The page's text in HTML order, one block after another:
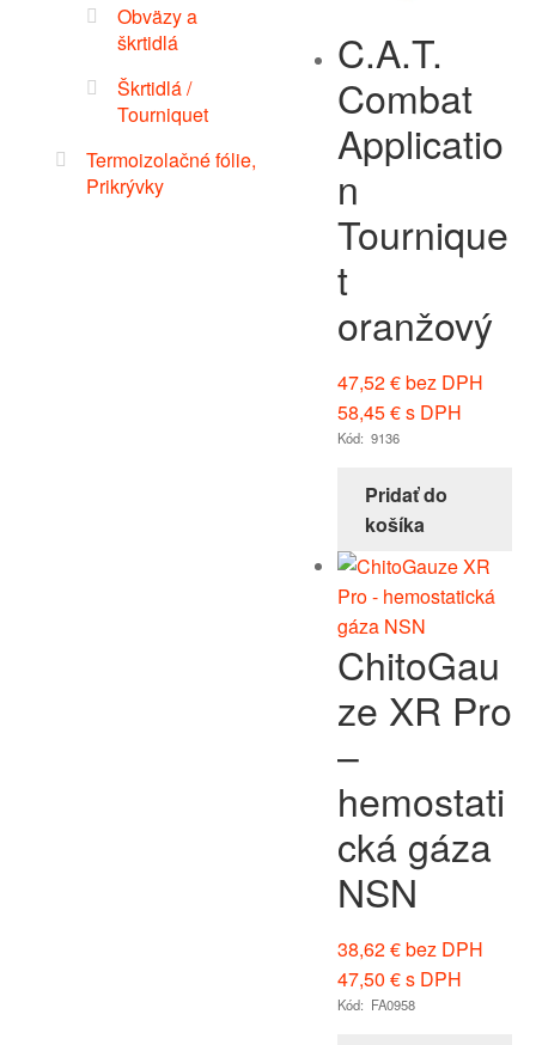
Obväzy a
škrtidlá
Škrtidlá /
Tourniquet
Termoizolačné fólie,
Prikrývky
C.A.T.
Combat
Applicatio
n
Tournique
t
oranžový
47,52€bez DPH
58,45€s DPH
Kód: 9136
Pridať do
košíka
ChitoGau
ze XR Pro
–
hemostati
cká gáza
NSN
38,62€bez DPH
47,50 €s DPH
Kód: FA0958